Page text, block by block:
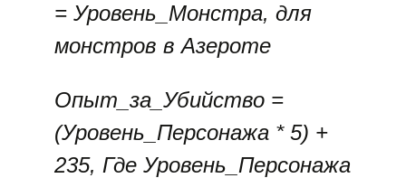
= Уровень_Монстра, для
монстров в Азероте
Опыт_за_Убийство =
(Уровень_Персонажа * 5) +
235, Где Уровень_Персонажа